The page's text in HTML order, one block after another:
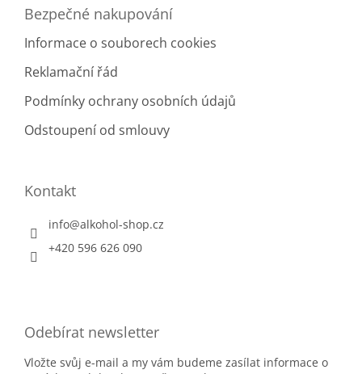
Bezpečné nakupování
Informace o souborech cookies
Reklamační řád
Podmínky ochrany osobních údajů
Odstoupení od smlouvy
Kontakt
info@alkohol-shop.cz
+420 596 626 090
Odebírat newsletter
Vložte svůj e-mail a my vám budeme zasílat informace o